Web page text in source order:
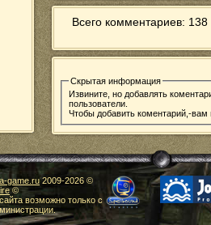
Всего комментариев:
Скрытая информация
Извините, но добавлять
пользователи.
Чтобы добавить коментарий,-
game.ru2009-2026 ©
©
возможно только с